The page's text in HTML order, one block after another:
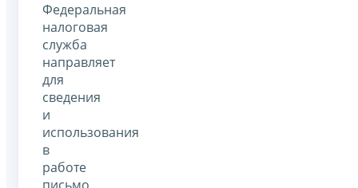
Федеральная
налоговая
служба
направляет
для
сведения
и
использования
в
работе